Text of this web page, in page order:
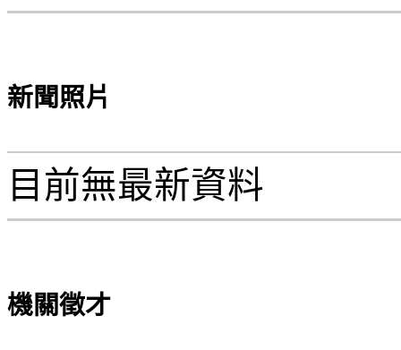
新聞照片
目前無最新資料
機關徵才